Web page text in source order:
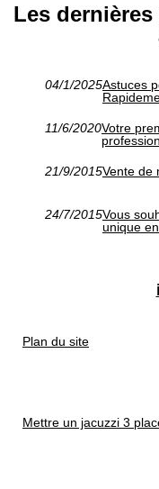
Les
04/1/2025Astuces
11/6/2020Votre
21/9/2015Vente de
24/7/2015Vous
unique
Plan du site
Mettre un jacuzzi 3